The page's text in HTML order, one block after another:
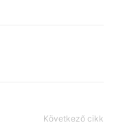
Következő cikk